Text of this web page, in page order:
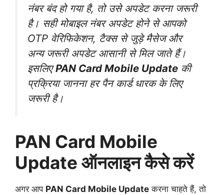
नंबर बंदहो गयाहै, तो उसे अपडेट करना जरूरी
है। सहीमोबाइलनंबर अपडेटहोने सेआपको
OTP वेरिफिकेशन, टैक्स से जुड़ेमैसेजऔर
अन्यजरूरी अपडेटआसानी से मिलजातेहैं।
इसलिएPAN CardMobile Update की
प्रक्रिया जाननाहर पैन कार्डधारककेलिए
जरूरीहै।
PAN Card Mobile
Update ऑनलाइनकैसेकरें
अगर आप PAN Card Mobile Update करनाचाहतेहैं,तो